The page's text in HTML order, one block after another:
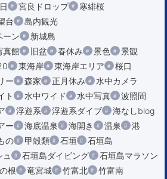
宮良ドロップ
寒緋桜
台
島内観光
ーン
新城島
真館
旧盆 春休み 景色
景観
東海岸 東海岸エリア
桜口
ー 森家 正月休み
水中カメラ
ト 水中ワイド 水中写真
波照間
浮遊系 浮遊系ダイブ
海なしblog
ー 海底温泉 海開き 温泉
港
の 甲殻類 石垣
石垣島
石垣島ダイビング
石垣島マラソン
根 竜宮城 竹富北
竹富南